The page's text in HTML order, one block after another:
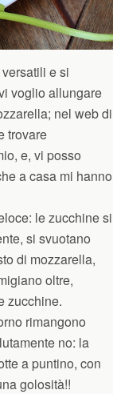
e si
voglio allungare
nel web di
trovare
e, vi posso
a casa mi hanno
le zucchine si
si svuotano
di mozzarella,
oltre,
zucchine.
rimangono
no: la
a puntino, con
golosità!!